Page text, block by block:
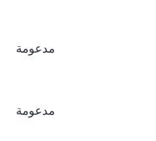
مدعومة
مدعومة